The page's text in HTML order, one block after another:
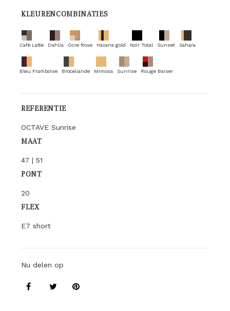
KLEURENCOMBINATIES
Café Latte Dahlia Ocre Rose Havana gold Noir Total Sunset Sahara
Bleu Framboise Broceliande Mimosa Sunrise Rouge Baiser
REFERENTIE
OCTAVE Sunrise
MAAT
47 | 51
PONT
20
FLEX
E7 short
Nu delen op